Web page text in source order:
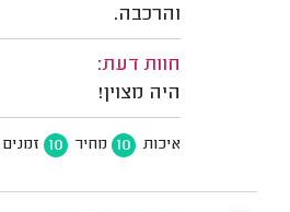
והרכבה.
חוות דעת:
היה מצוין!
איכות 10 מחיר 10 זמנים